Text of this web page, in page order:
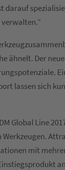
darauf
ähnelt. Der
lassen sich
Global Line
mit